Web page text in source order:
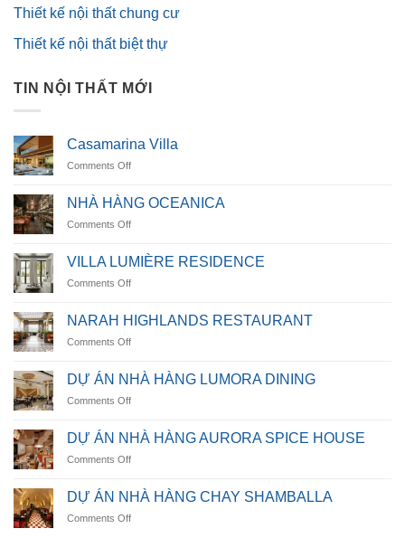
Thiết kế nội thất chung cư
Thiết kế nội thất biệt thự
TIN NỘI THẤT MỚI
Casamarina Villa
Comments Offon
Villa
NHÀ HÀNG OCEANICA
Comments Offon
HÀNG
OCEANICA
VILLA LUMIÈRE RESIDENCE
Comments Offon
LUMIÈRE
RESIDENCE
NARAH HIGHLANDS RESTAURANT
Comments Offon
HIGHLANDS
RESTAURANT
DỰ ÁN NHÀ HÀNG LUMORA DINING
Comments Offon
ÁN
NHÀ
HÀNG
DINING
DỰ ÁN NHÀ HÀNG AURORA SPICE HOUSE
Comments Offon
ÁN
NHÀ
HÀNG
DỰ ÁN NHÀ HÀNG CHAY SHAMBALLA
Comments Offon